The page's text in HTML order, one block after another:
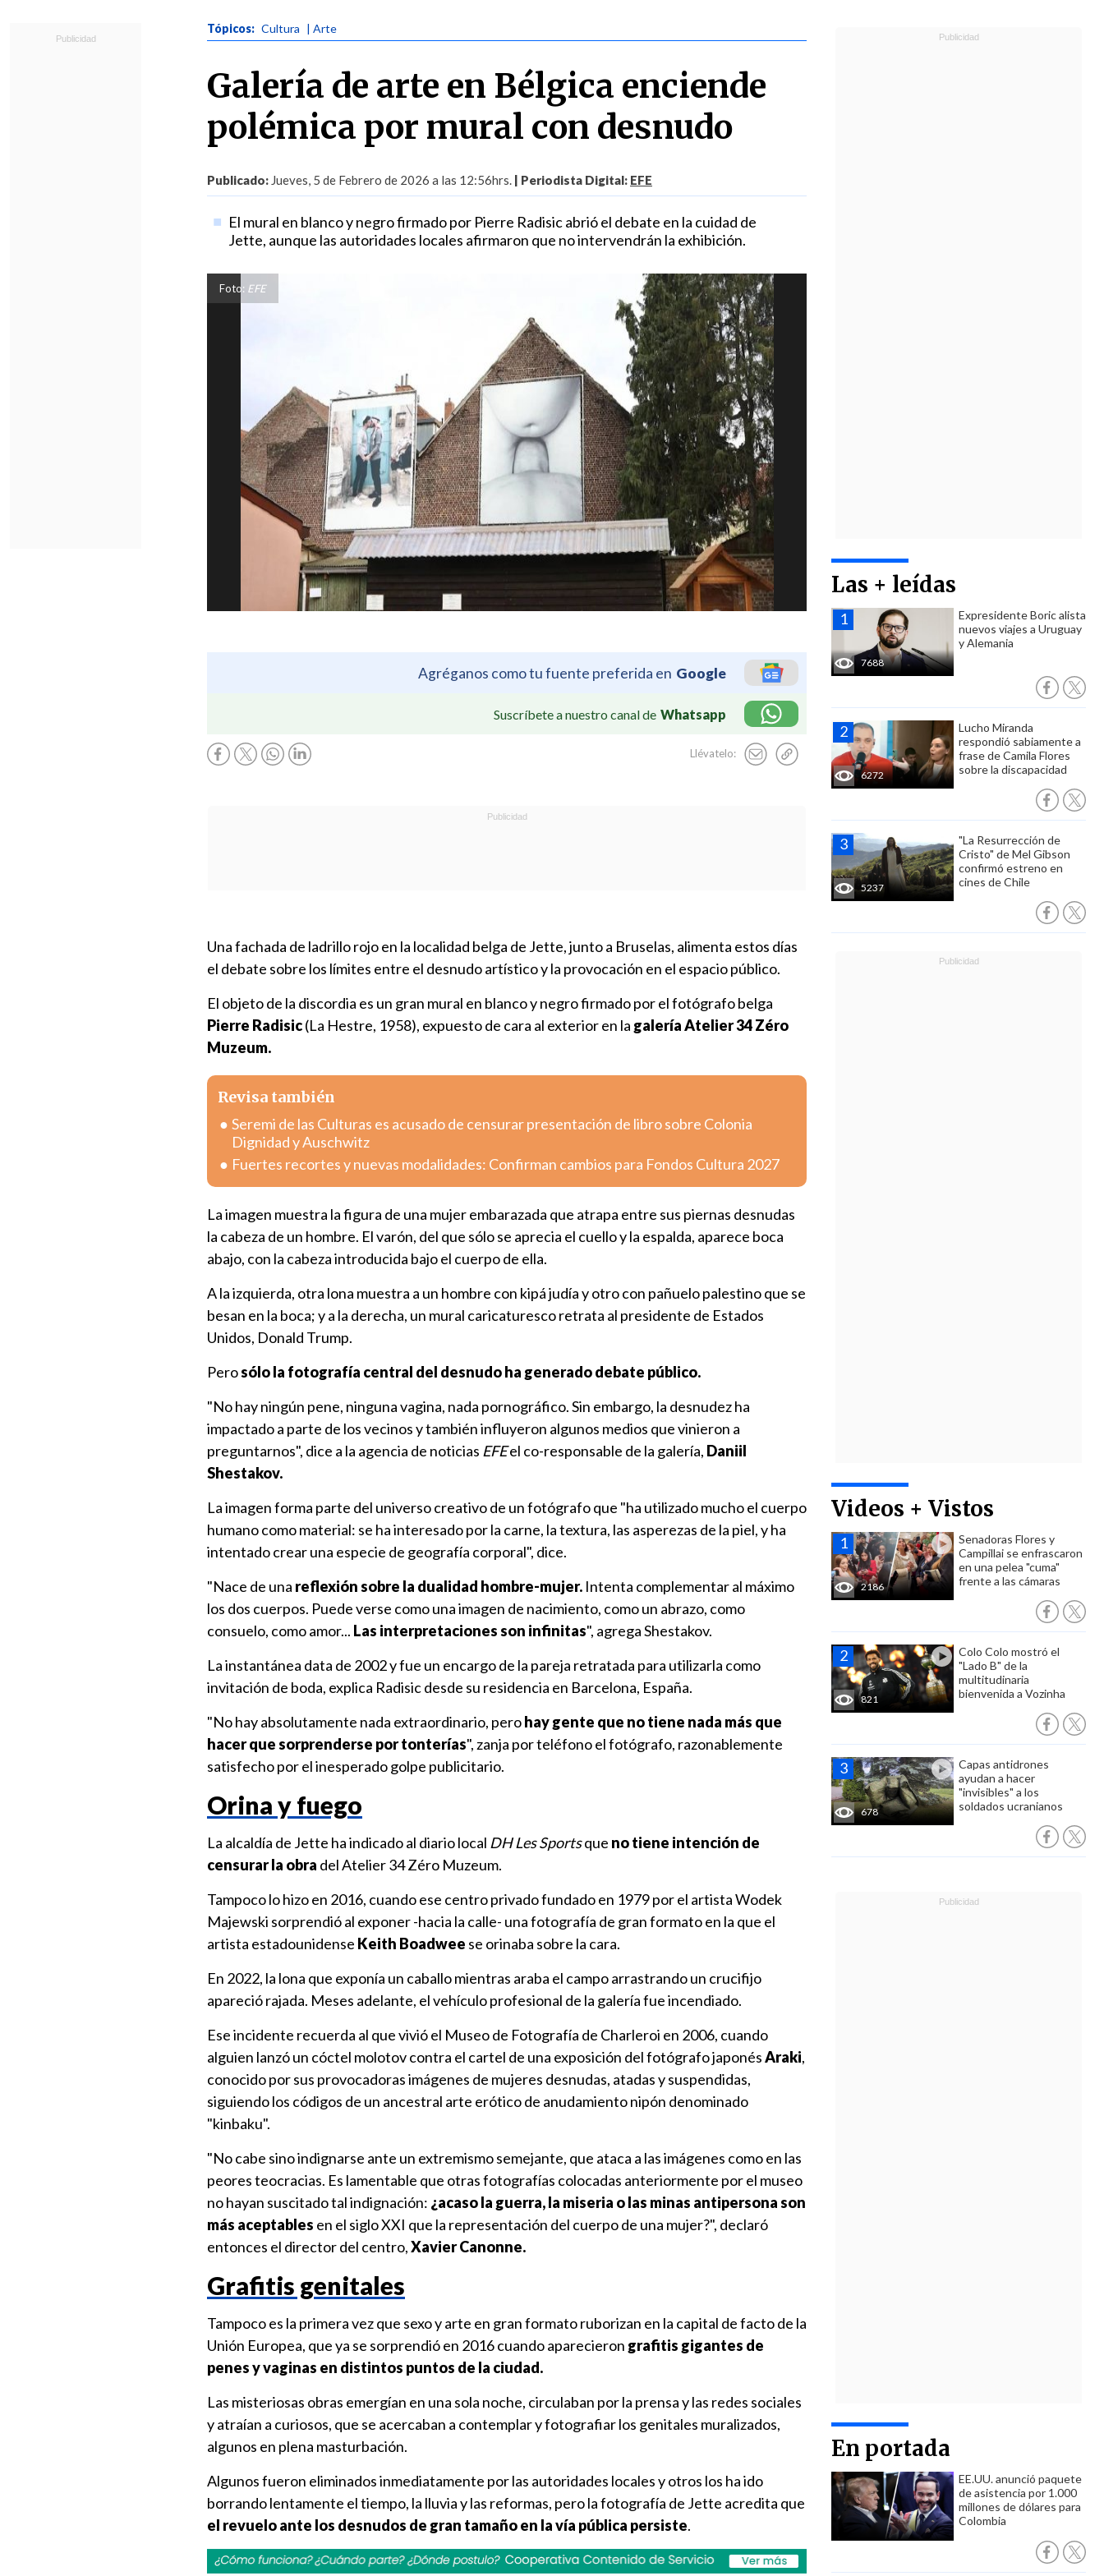
Tópicos: Cultura | Arte
Galería de arte en Bélgica enciende
polémica por mural con desnudo
Publicado: Jueves, 5 de Febrero de 2026 a las 12:56hrs. | Periodista Digital: EFE
El mural en blanco y negro firmado por Pierre Radisic abrió el debate en la cuidad de
Jette, aunque las autoridades locales afirmaron que no intervendrán la exhibición.
Foto: EFE
Agréganos como tu fuente preferida en Google
Suscríbete a nuestro canal de Whatsapp
Llévatelo:
Las + leídas
7688
Expresidente Boric alista
nuevos viajes a Uruguay
y Alemania
6272
Lucho Miranda
respondió sabiamente a
frase de Camila Flores
sobre la discapacidad
5237
"La Resurrección de
Cristo" de Mel Gibson
confirmó estreno en
cines de Chile
Videos + Vistos
2186
Senadoras Flores y
Campillai se enfrascaron
en una pelea "cuma"
frente a las cámaras
821
Colo Colo mostró el
"Lado B" de la
multitudinaria
bienvenida a Vozinha
678
Capas antidrones
ayudan a hacer
"invisibles" a los
soldados ucranianos
En portada
EE.UU. anunció paquete
de asistencia por 1.000
millones de dólares para
Colombia
Una fachada de ladrillo rojo en la localidad belga de Jette, junto a Bruselas, alimenta estos días
el debate sobre los límites entre el desnudo artístico y la provocación en el espacio público.
El objeto de la discordia es un gran mural en blanco y negro firmado por el fotógrafo belga
Pierre Radisic(La Hestre, 1958), expuesto de cara al exterior en la galería Atelier 34 Zéro
Muzeum.
Revisa también
Seremi de las Culturas es acusado de censurar presentación de libro sobre Colonia
Dignidad y Auschwitz
Fuertes recortes y nuevas modalidades: Confirman cambios para Fondos Cultura 2027
La imagen muestra la figura de una mujer embarazada que atrapa entre sus piernas desnudas
la cabeza de un hombre. El varón, del que sólo se aprecia el cuello y la espalda, aparece boca
abajo, con la cabeza introducida bajo el cuerpo de ella.
A la izquierda, otra lona muestra a un hombre con kipá judía y otro con pañuelo palestino que se
besan en la boca; y a la derecha, un mural caricaturesco retrata al presidente de Estados
Unidos, Donald Trump.
Perosólo la fotografía central del desnudo ha generado debate público.
"No hay ningún pene, ninguna vagina, nada pornográfico. Sin embargo, la desnudez ha
impactado a parte de los vecinos y también influyeron algunos medios que vinieron a
preguntarnos", dice a la agencia de noticias EFEel co-responsable de la galería, Daniil
Shestakov.
La imagen forma parte del universo creativo de un fotógrafo que "ha utilizado mucho el cuerpo
humano como material: se ha interesado por la carne, la textura, las asperezas de la piel, y ha
intentado crear una especie de geografía corporal", dice.
"Nace de una reflexión sobre la dualidad hombre-mujer. Intenta complementar al máximo
los dos cuerpos. Puede verse como una imagen de nacimiento, como un abrazo, como
consuelo, como amor... Las interpretaciones son infinitas", agrega Shestakov.
La instantánea data de 2002 y fue un encargo de la pareja retratada para utilizarla como
invitación de boda, explica Radisic desde su residencia en Barcelona, España.
"No hay absolutamente nada extraordinario, perohay gente que no tiene nada más que
hacer que sorprenderse por tonterías", zanja por teléfono el fotógrafo, razonablemente
satisfecho por el inesperado golpe publicitario.
Orina y fuego
La alcaldía de Jette ha indicado al diario local DH Les Sportsque no tiene intención de
censurar la obra del Atelier 34 Zéro Muzeum.
Tampoco lo hizo en 2016, cuando ese centro privado fundado en 1979 por el artista Wodek
Majewski sorprendió al exponer -hacia la calle- una fotografía de gran formato en la que el
artista estadounidense Keith Boadwee se orinaba sobre la cara.
En 2022, la lona que exponía un caballo mientras araba el campo arrastrando un crucifijo
apareció rajada. Meses adelante, el vehículo profesional de la galería fue incendiado.
Ese incidente recuerda al que vivió el Museo de Fotografía de Charleroi en 2006, cuando
alguien lanzó un cóctel molotov contra el cartel de una exposición del fotógrafo japonésAraki,
conocido por sus provocadoras imágenes de mujeres desnudas, atadas y suspendidas,
siguiendo los códigos de un ancestral arte erótico de anudamiento nipón denominado
"kinbaku".
"No cabe sino indignarse ante un extremismo semejante, que ataca a las imágenes como en las
peores teocracias. Es lamentable que otras fotografías colocadas anteriormente por el museo
no hayan suscitado tal indignación: ¿acaso la guerra, la miseria o las minas antipersona son
más aceptables en el siglo XXI que la representación del cuerpo de una mujer?", declaró
entonces el director del centro,Xavier Canonne.
Grafitis genitales
Tampoco es la primera vez que sexo y arte en gran formato ruborizan en la capital de facto de la
Unión Europea, que ya se sorprendió en 2016 cuando aparecieron grafitis gigantes de
penes y vaginas en distintos puntos de la ciudad.
Las misteriosas obras emergían en una sola noche, circulaban por la prensa y las redes sociales
y atraían a curiosos, que se acercaban a contemplar y fotografiar los genitales muralizados,
algunos en plena masturbación.
Algunos fueron eliminados inmediatamente por las autoridades locales y otros los ha ido
borrando lentamente el tiempo, la lluvia y las reformas, pero la fotografía de Jette acredita que
el revuelo ante los desnudos de gran tamaño en la vía pública persiste.